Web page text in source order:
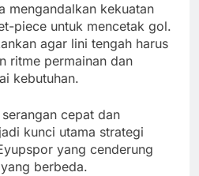
mengandalkan kekuatan
piece untuk mencetak gol.
agar lini tengah harus
ritme permainan dan
kebutuhan.
cepat dan
kunci utama strategi
yang cenderung
berbeda.